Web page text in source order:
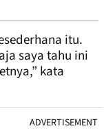
itu.
saya tahu ini
kata
ADVERTISEMENT